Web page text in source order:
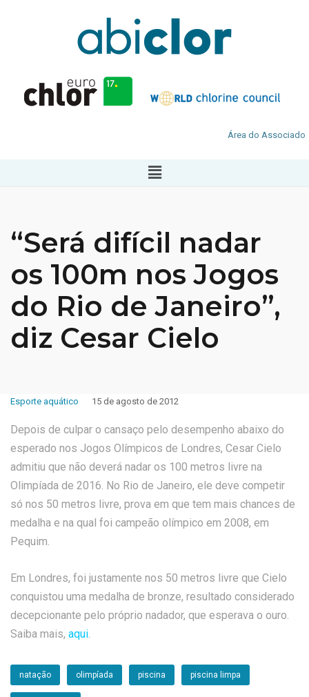
Área do Associado
“Será difícil nadar
os 100m nos Jogos
do Rio de Janeiro”,
diz Cesar Cielo
Esporte aquático 15 de agosto de 2012
Depois de culpar o cansaço pelo desempenho abaixo do
esperado nos Jogos Olímpicos de Londres, Cesar Cielo
admitiu que não deverá nadar os 100 metros livre na
Olimpíada de 2016. No Rio de Janeiro, ele deve competir
só nos 50 metros livre, prova em que tem mais chances de
medalha e na qual foi campeão olímpico em 2008, em
Pequim.
Em Londres, foi justamente nos 50 metros livre que Cielo
conquistou uma medalha de bronze, resultado considerado
decepcionante pelo próprio nadador, que esperava o ouro.
Saiba mais, aqui.
natação olimpíada piscina piscina limpa